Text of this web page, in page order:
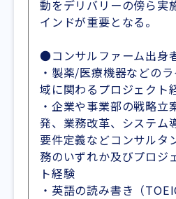
動をデリバリーの傍ら実
インドが重要となる。
●コンサルファーム出身
・製薬/医療機器などの
域に関わるプロジェクト
・企業や事業部の戦略立
発、業務改革、システム
要件定義などコンサルタ
務のいずれか及びプロジ
ト経験
・英語の読み書き（